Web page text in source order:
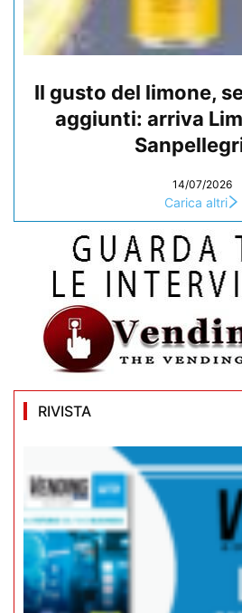
Il gusto del limone,
aggiunti: arriva
14/07/2026
Carica altri
RIVISTA